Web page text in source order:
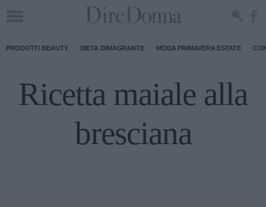
PRODOTTI BEAUTY DIETA DIMAGRANTE MODA PRIMAVERA ESTATE
Ricetta maiale alla
bresciana